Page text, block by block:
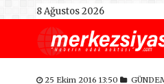
8 Ağustos 2026
25 Ekim 2016 13:50